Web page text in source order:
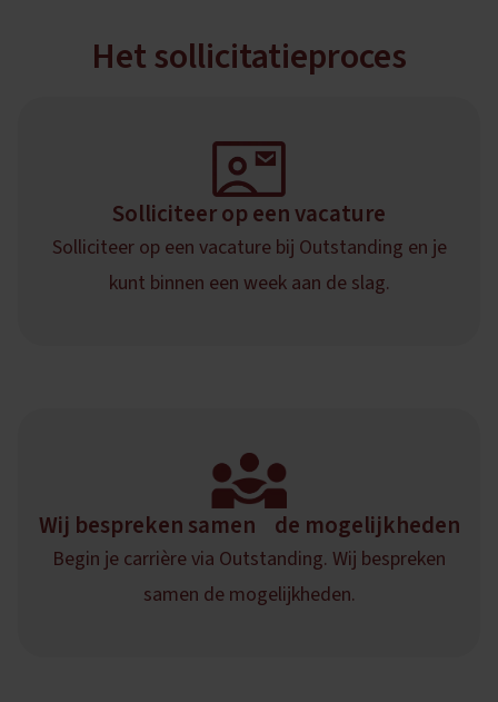
Het sollicitatieproces
Solliciteer op een vacature
Solliciteer op een vacature bij Outstanding en je
kunt binnen een week aan de slag.
Wij bespreken samen de mogelijkheden
Begin je carrière via Outstanding. Wij bespreken
samen de mogelijkheden.